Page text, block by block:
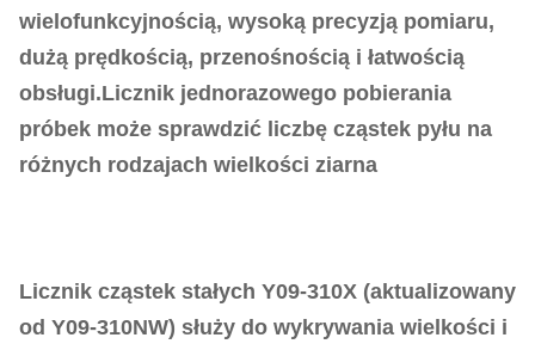
wielofunkcyjnością, wysoką precyzją pomiaru,
dużą prędkością, przenośnością i łatwością
obsługi.Licznik jednorazowego pobierania
próbek może sprawdzić liczbę cząstek pyłu na
różnych rodzajach wielkości ziarna
Licznik cząstek stałych Y09-310X (aktualizowany
od Y09-310NW) służy do wykrywania wielkości i